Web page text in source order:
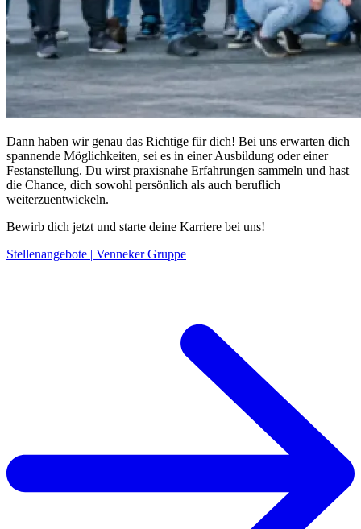
Dann haben wir genau das Richtige für dich! Bei uns erwarten dich
spannende Möglichkeiten, sei es in einer Ausbildung oder einer
Festanstellung. Du wirst praxisnahe Erfahrungen sammeln und hast
die Chance, dich sowohl persönlich als auch beruflich
weiterzuentwickeln.
Bewirb dich jetzt und starte deine Karriere bei uns!
Stellenangebote | Venneker Gruppe